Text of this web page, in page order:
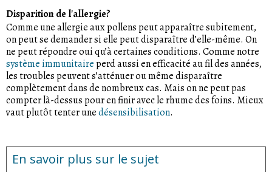
Disparition de l'allergie?
Comme une allergie aux pollens peut apparaître subitement,
on peut se demander si elle peut disparaître d’elle-même. On
ne peut répondre oui qu’à certaines conditions. Comme notre
système immunitaireperd aussi en efficacité au fil des années,
les troubles peuvent s’atténuer ou même disparaître
complètement dans de nombreux cas. Mais on ne peut pas
compter là-dessus pour en finir avec le rhume des foins. Mieux
vaut plutôt tenter unedésensibilisation.
En savoir plus sur le sujet